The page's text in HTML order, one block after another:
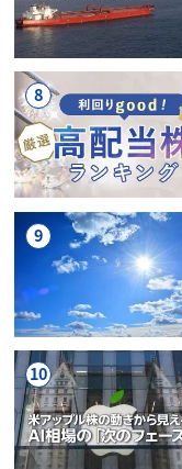
8
9
10